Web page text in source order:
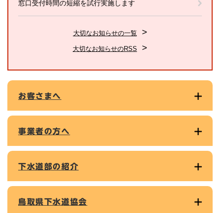
窓口受付時間の短縮を試行実施します
大切なお知らせの一覧
大切なお知らせのRSS
お客さまへ
事業者の方へ
下水道部の紹介
鳥取県下水道協会